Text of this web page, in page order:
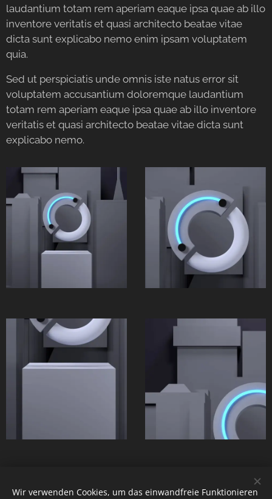
laudantium totam rem aperiam eaque ipsa quae ab illo
inventore veritatis et quasi architecto beatae vitae
dicta sunt explicabo nemo enim ipsam voluptatem
quia.
Sed ut perspiciatis unde omnis iste natus error sit
voluptatem accusantium doloremque laudantium
totam rem aperiam eaque ipsa quae ab illo inventore
veritatis et quasi architecto beatae vitae dicta sunt
explicabo nemo.
Wir verwenden Cookies, um das einwandfreie Funktionieren